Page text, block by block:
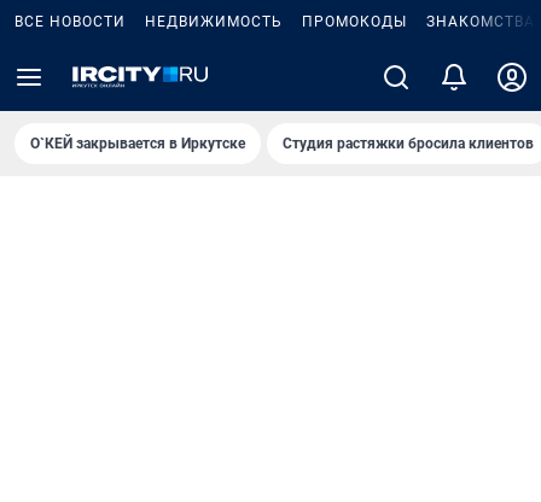
ВСЕ НОВОСТИ НЕДВИЖИМОСТЬ ПРОМОКОДЫ ЗНАКОМСТВА
О`КЕЙ закрывается в Иркутске Студия растяжки бросила клиентов